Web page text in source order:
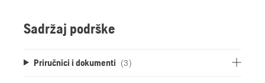
Sadržaj podrške
Priručnici i dokumenti (3)